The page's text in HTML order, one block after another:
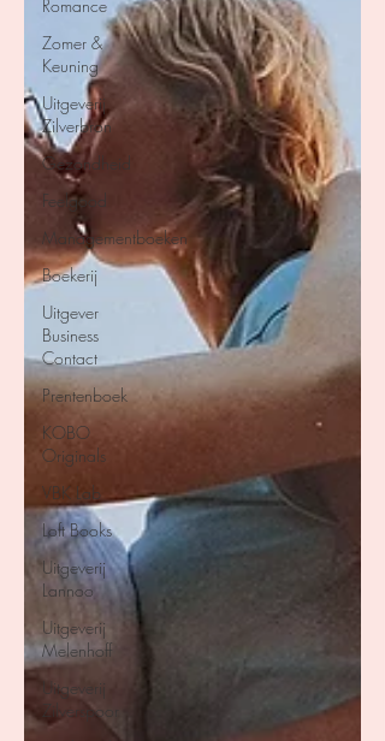
Romance
Zomer &
Keuning
Uitgeverij
Zilverbron
Gezondheid
Feelgood
Managementboeken
Boekerij
Uitgever
Business
Contact
Prentenboek
KOBO
Originals
VBK Lab
Loft Books
Uitgeverij
Lannoo
Uitgeverij
Melenhoff
Uitgeverij
Zilverspoor